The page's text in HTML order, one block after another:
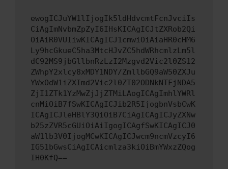
ewogICJuYW1lIjogIk5ldHdvcmtFcnJvciIs
CiAgImNvbmZpZyI6IHsKICAgICJtZXRob2Qi
OiAiR0VUIiwKICAgICJ1cmwiOiAiaHR0cHM6
Ly9hcGkueC5ha3MtcHJvZC5hdWRhcmlzLm5l
dC92MS9jbGllbnRzLzI2Mzgvd2Vic2l0ZS12
ZWhpY2xlcy8xMDY1NDY/ZmllbGQ9aW50ZXJu
YWxOdW1iZXImd2Vic2l0ZT02ODNkNTFjNDA5
ZjI1ZTk1YzMwZjJjZTMiLAogICAgImhlYWRl
cnMiOiB7fSwKICAgICJib2R5IjogbnVsbCwK
ICAgICJleHBlY3QiOiB7CiAgICAgICJyZXNw
b25zZVR5cGUiOiAiIgogICAgfSwKICAgICJ0
aW1lb3V0IjogMCwKICAgICJwcm9ncmVzcyI6
IG51bGwsCiAgICAicmlza3kiOiBmYWxzZQog
IH0KfQ==